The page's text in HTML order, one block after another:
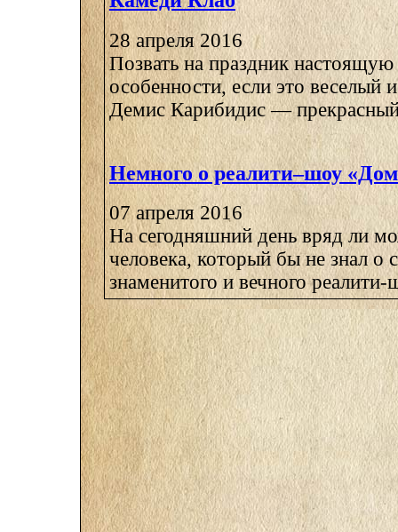
28 апреля 2016
Позвать на праздник
особенности, если это веселый
Демис Карибидис —
Немного о реалити–шоу
07 апреля 2016
На сегодняшний день вряд ли
человека, который бы не знал о
знаменитого и вечного